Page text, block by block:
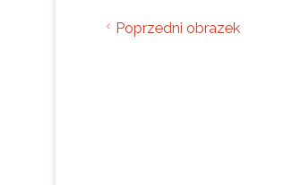
Poprzedni obrazek